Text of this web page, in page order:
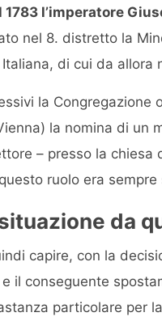
1783 l’imperatore
nel 8. distretto la
di cui da allora
la Congregazione
la nomina di
– presso la
ruolo era
da
capire, con la
il conseguente
particolare per